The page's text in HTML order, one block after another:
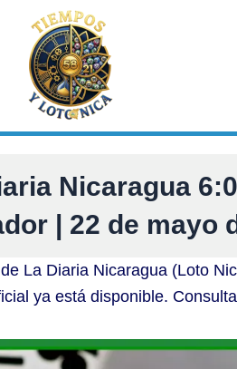
Nicaragua
| 22 de mayo
La Diaria Nicaragua (Loto
ya está disponible.